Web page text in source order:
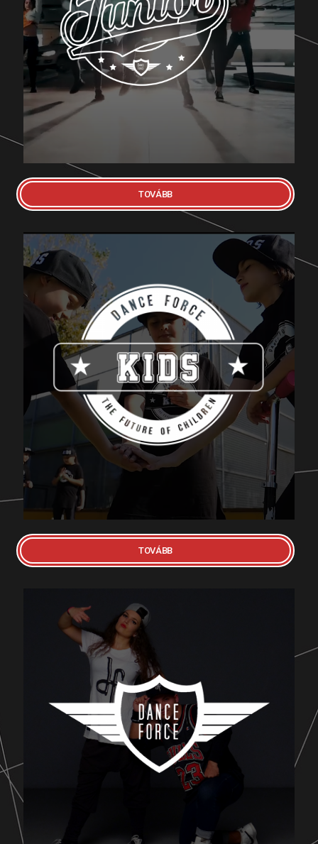
Az iskola középhaladó csoportja, melyben a
felsős korosztály, akik rendelkeznek már néhány
éves előképzettséggel, egy komolyabb szintű
oktatásban részesülnek...
TOVÁBB
DANCE FORCE KIDS
A tánciskola legkisebb növendékei, 7-8 éves
(1.osztályos) korosztály. Náluk első sorban a
ritmika, mozgáskultúra, koordináció és alap
lépések elsajátítása van előtérben...
TOVÁBB
DANCE FORCE FELNŐTT
Ezen csoportunk már tapasztalt versenyző
táncosokból áll. Az ide felvételt nyerők részt
vehetnek videoklip forgatásokon, show
műsorokban és egyéb táncos performance-